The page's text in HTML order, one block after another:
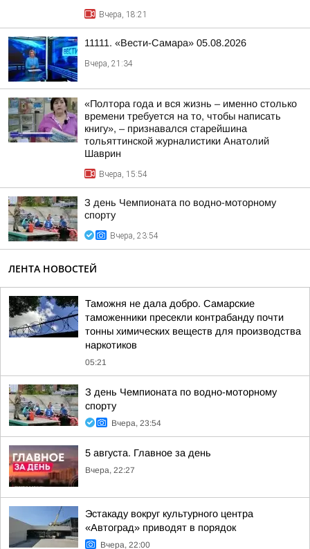
Вчера, 18:21
11111. «Вести-Самара» 05.08.2026
Вчера, 21:34
«Полтора года и вся жизнь – именно столько
времени требуется на то, чтобы написать
книгу», – признавался старейшина
тольяттинской журналистики Анатолий
Шаврин
Вчера, 15:54
З день Чемпионата по водно-моторному
спорту
Вчера, 23:54
ЛЕНТА НОВОСТЕЙ
Таможня не дала добро. Самарские
таможенники пресекли контрабанду почти
тонны химических веществ для производства
наркотиков
05:21
З день Чемпионата по водно-моторному
спорту
Вчера, 23:54
5 августа. Главное за день
Вчера, 22:27
Эстакаду вокруг культурного центра
«Автоград» приводят в порядок
Вчера, 22:00